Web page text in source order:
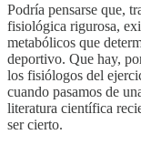
Podría pensarse que,
fisiológica rigurosa,
metabólicos que
deportivo. Que hay,
los fisiólogos del
cuando pasamos de
literatura científica
ser cierto.